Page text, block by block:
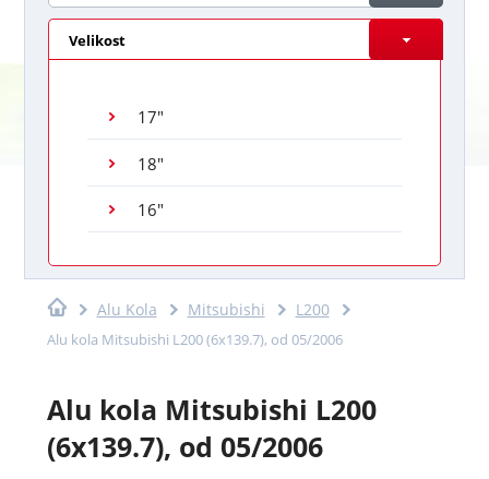
Velikost
17"
18"
16"
Alu Kola Mitsubishi L200
Alu kola Mitsubishi L200 (6x139.7), od 05/2006
Alu kola Mitsubishi L200
(6x139.7), od 05/2006